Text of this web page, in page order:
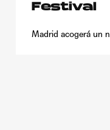
Festival
Madrid acogerá un